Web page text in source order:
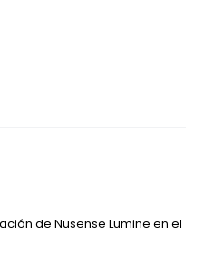
de Nusense Lumine en el